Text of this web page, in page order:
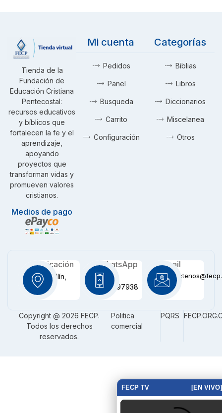
FECP TV [EN VIVO]
Tienda de la
Fundación de
Educación Cristiana
Pentecostal:
recursos educativos
y bíblicos que
fortalecen la fe y el
aprendizaje,
apoyando
proyectos que
transforman vidas y
promueven valores
cristianos.
Medios de pago
Mi cuenta
Pedidos
Panel
Busqueda
Carrito
Configuración
Categorías
Biblias
Libros
Diccionarios
Miscelanea
Otros
Ubicación
Medellín,
CO
WhatsApp
+57
3116097938
Email
Copyright @ 2026 FECP.
Todos los derechos
reservados.
Politica
comercial
PQRS